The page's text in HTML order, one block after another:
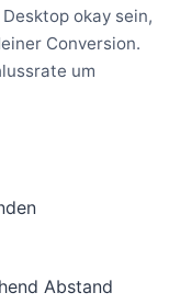
okay sein,
Conversion.
um
Abstand